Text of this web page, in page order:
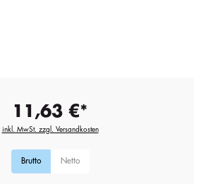
11,63 €*
inkl. MwSt. zzgl. Versandkosten
Brutto Netto